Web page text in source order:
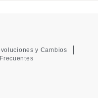
y Cambios